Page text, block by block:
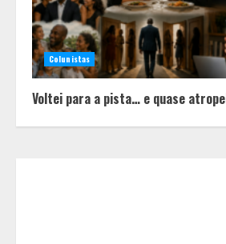
Colunistas
Voltei para a pista… e quase
2
A ordem dos